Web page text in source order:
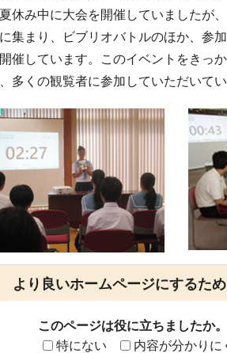
休み中に大会を開催していましたが
集まり、ビブリオバトルのほか、参
催しています。このイベントをきっ
多くの観覧者に参加していただいてい
より良いホームページにするた
このページは役に立ちましたか。
特にない
内容が分かりに